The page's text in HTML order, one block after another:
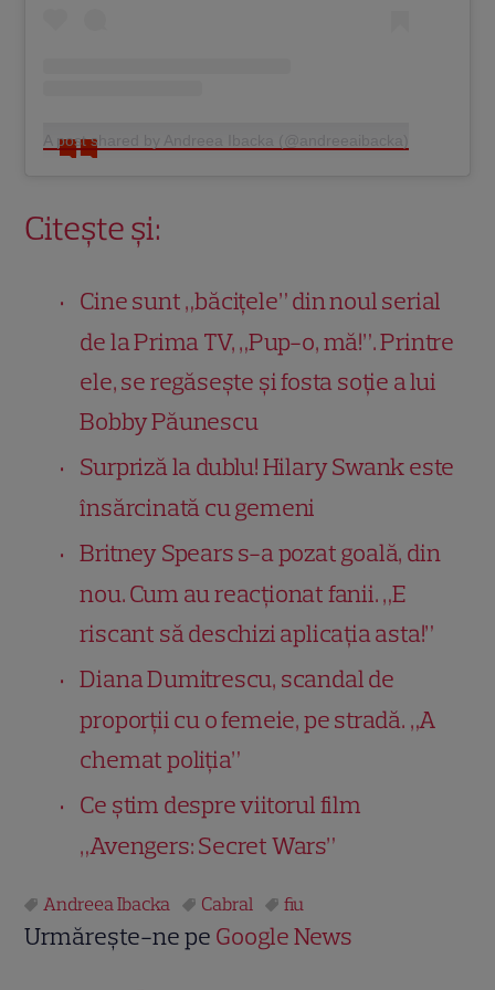
A post shared by Andreea Ibacka (@andreeaibacka)
Citește și:
Cine sunt „băcițele” din noul serial
de la Prima TV, „Pup-o, mă!”. Printre
ele, se regăsește și fosta soție a lui
Bobby Păunescu
Surpriză la dublu! Hilary Swank este
însărcinată cu gemeni
Britney Spears s-a pozat goală, din
nou. Cum au reacționat fanii. „E
riscant să deschizi aplicația asta!”
Diana Dumitrescu, scandal de
proporții cu o femeie, pe stradă. „A
chemat poliția”
Ce știm despre viitorul film
„Avengers: Secret Wars”
Andreea Ibacka Cabral fiu
Urmărește-ne pe Google News